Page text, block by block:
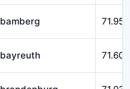
bamberg 71.952
bayreuth 71.601